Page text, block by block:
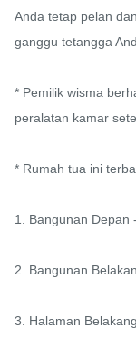
Anda tetap pelan
ganggu tetangga
* Pemilik wisma
peralatan kamar
* Rumah tua ini
1. Bangunan Depan
2. Bangunan
3. Halaman